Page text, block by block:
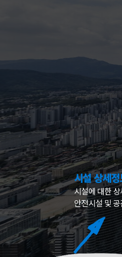
시설 상세
시설에 대한
안전시설 및